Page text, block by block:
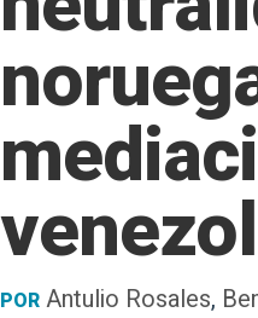
POR Antulio Rosales,